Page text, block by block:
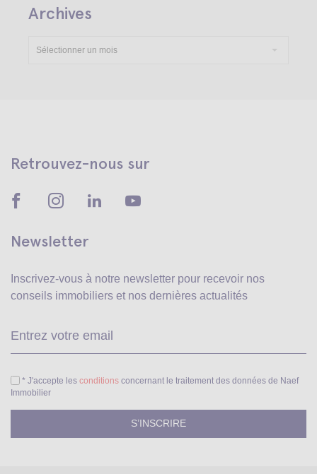
Archives
Sélectionner un mois
Retrouvez-nous sur
Newsletter
Inscrivez-vous à notre newsletter pour recevoir nos
conseils immobiliers et nos dernières actualités
* J'accepte les conditions concernant le traitement des données de Naef
Immobilier